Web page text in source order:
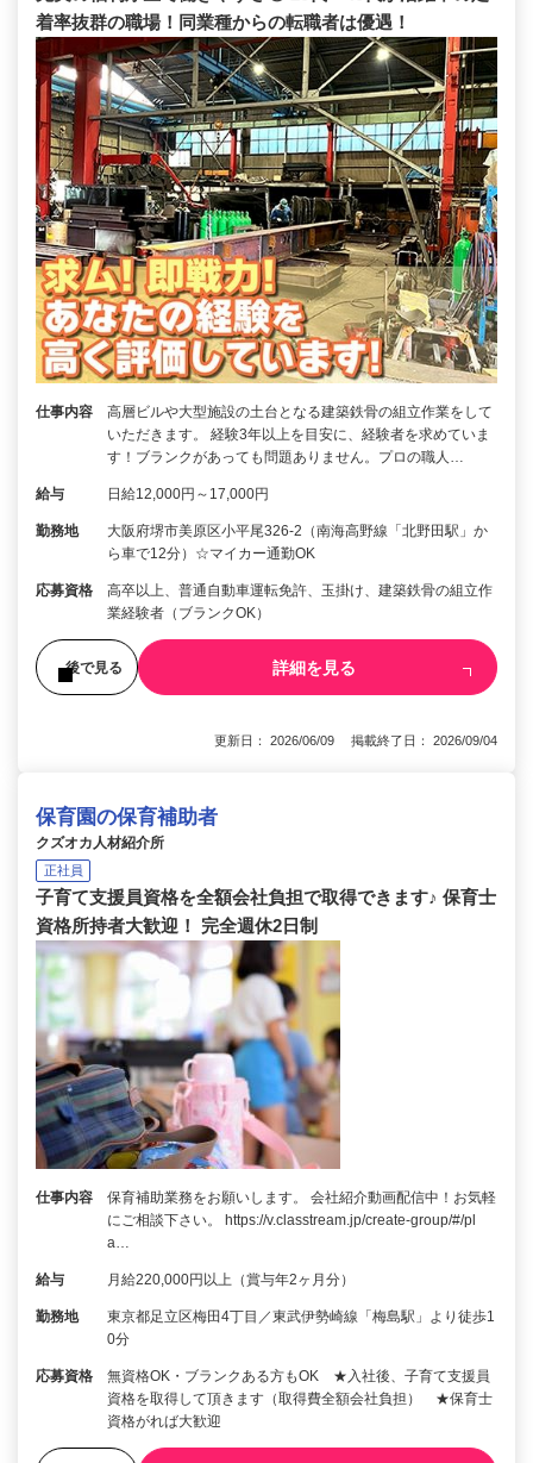
着率抜群の職場！同業種からの転職者は優遇！
仕事内容
高層ビルや大型施設の土台となる建築鉄骨の組立作業をして
いただきます。 経験3年以上を目安に、経験者を求めていま
す！ブランクがあっても問題ありません。プロの職人…
給与 日給12,000円～17,000円
勤務地
大阪府堺市美原区小平尾326-2（南海高野線「北野田駅」か
ら車で12分）☆マイカー通勤OK
応募資格
高卒以上、普通自動車運転免許、玉掛け、建築鉄骨の組立作
業経験者（ブランクOK）
後で見る 詳細を見る
更新日： 2026/06/09 掲載終了日： 2026/09/04
保育園の保育補助者
クズオカ人材紹介所
正社員
子育て支援員資格を全額会社負担で取得できます♪ 保育士
資格所持者大歓迎！ 完全週休2日制
仕事内容
保育補助業務をお願いします。 会社紹介動画配信中！お気軽
にご相談下さい。 https://v.classtream.jp/create-group/#/pl
a…
給与 月給220,000円以上（賞与年2ヶ月分）
勤務地
東京都足立区梅田4丁目／東武伊勢崎線「梅島駅」より徒歩1
0分
応募資格
無資格OK・ブランクある方もOK ★入社後、子育て支援員
資格を取得して頂きます（取得費全額会社負担） ★保育士
資格がれば大歓迎